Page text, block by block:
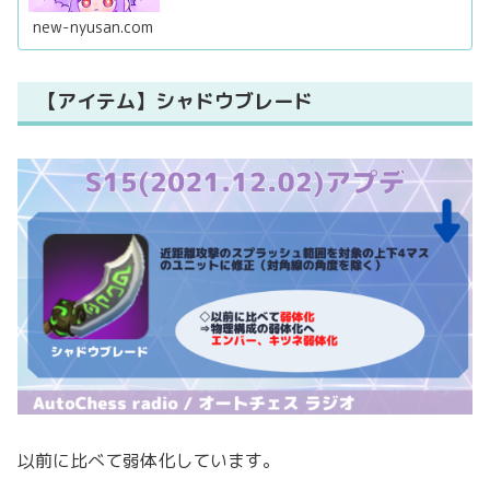
new-nyusan.com
【アイテム】シャドウブレード
以前に比べて弱体化しています。